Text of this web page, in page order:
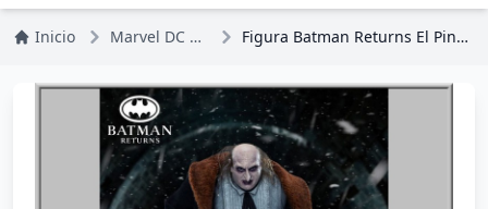
Inicio Marvel DC Comics Figura Batman Returns El Pingüino 17 cm